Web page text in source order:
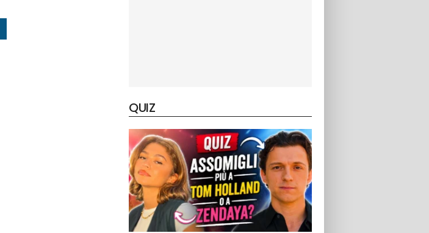
QUIZ